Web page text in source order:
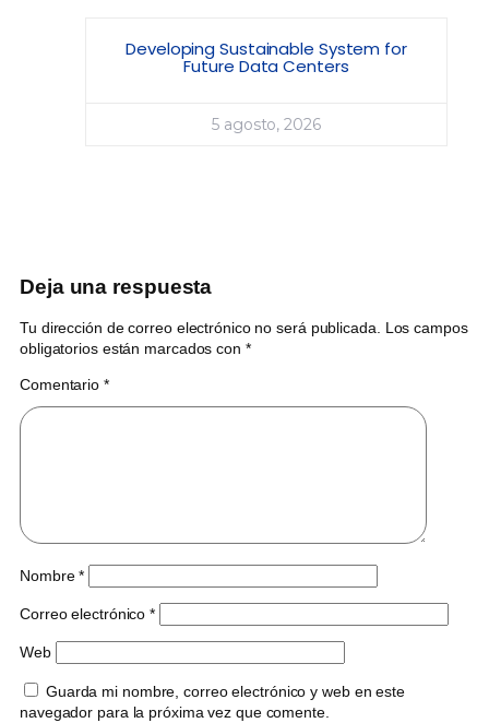
Developing Sustainable System for
Future Data Centers
5 agosto, 2026
Deja una respuesta
Tu dirección de correo electrónico no será publicada. Los campos
obligatorios están marcados con *
Comentario *
Nombre*
Correo electrónico*
Web
Guarda mi nombre, correo electrónico y web en este
navegador para la próxima vez que comente.